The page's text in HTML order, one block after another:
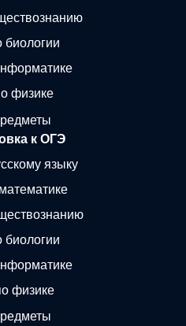
биологии
физике
к ОГЭ
языку
физике